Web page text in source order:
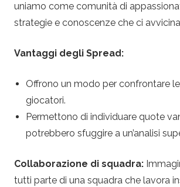
uniamo come comunità di
strategie e conoscenze che ci
Vantaggi degli Spread:
Offrono un modo per confrontare
giocatori.
Permettono di individuare quote
potrebbero sfuggire a un’analisi
Collaborazione di squadra:
tutti parte di una squadra che lavora